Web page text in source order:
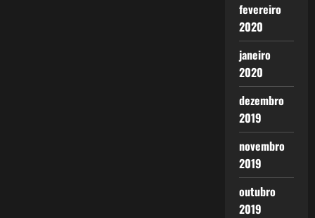
fevereiro
2020
janeiro
2020
dezembro
2019
novembro
2019
outubro
2019